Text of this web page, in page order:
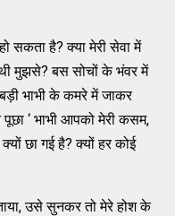
सकता है? क्या मेरी सेवा में
मुझसे? बस सोचों के भंवर में
भाभी के कमरे में जाकर
‘ भाभी आपको मेरी कसम,
छा गई है? क्यों हर कोई
उसे सुनकर तो मेरे होश के